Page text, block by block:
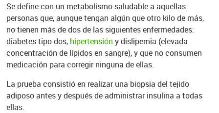
Se define con un metabolismo saludable a aquellas
personas que, aunque tengan algún que otro kilo de más,
no tienen más de dos de las siguientes enfermedades:
diabetes tipo dos, hipertensión y dislipemia (elevada
concentración de lípidos en sangre), y que no consumen
medicación para corregir ninguna de ellas.
La prueba consistió en realizar una biopsia del tejido
adiposo antes y después de administrar insulina a todas
ellas.